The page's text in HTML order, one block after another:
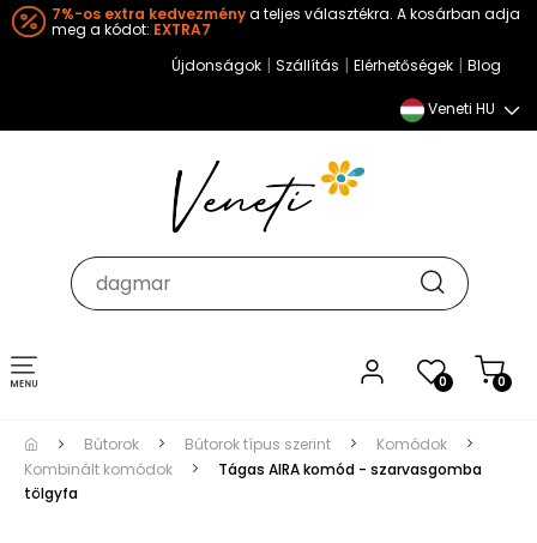
7%-os extra kedvezménya teljes választékra. A kosárban adja
meg a kódot: EXTRA7
Újdonságok | Szállítás | Elérhetőségek | Blog
Veneti HU
0 0
Toggle
navigation
Bútorok Bútorok típus szerint
Komódok
Kombinált komódok
Tágas AIRA komód - szarvasgomba
tölgyfa